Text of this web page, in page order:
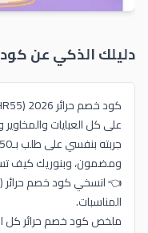
دليلك الذكي عن
على كل العبايات والمخاوير
ومضمون، وبنوريك كيف
المناسبات.
ملخص كود خصم حرائر كل